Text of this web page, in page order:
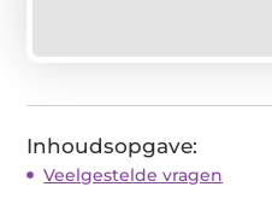
Inhoudsopgave:
Veelgestelde vragen